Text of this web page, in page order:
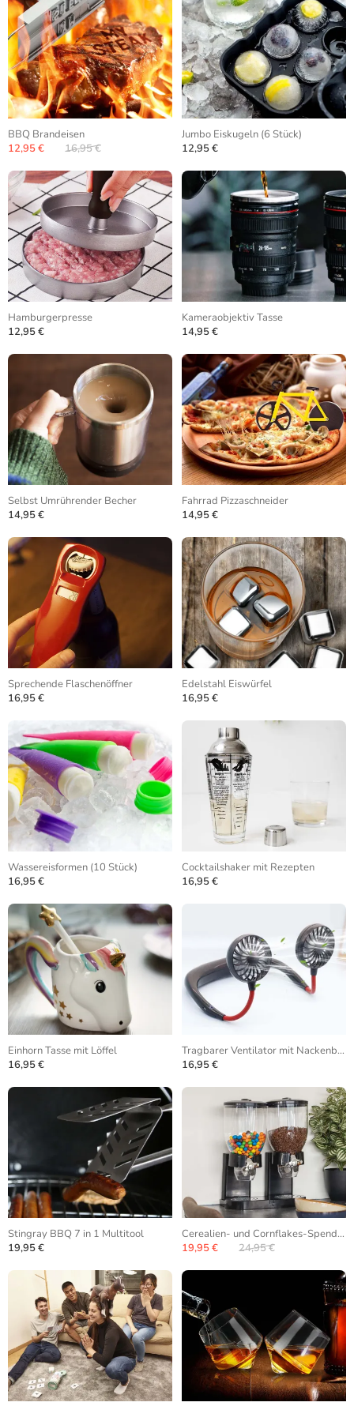
BBQ Brandeisen
12,95 €
16,95 €
Jumbo Eiskugeln (6 Stück)
12,95 €
Hamburgerpresse
12,95 €
Kameraobjektiv Tasse
14,95 €
Selbst Umrührender Becher
14,95 €
Fahrrad Pizzaschneider
14,95 €
Sprechende Flaschenöffner
16,95 €
Edelstahl Eiswürfel
16,95 €
Wassereisformen (10 Stück)
16,95 €
Cocktailshaker mit Rezepten
16,95 €
Einhorn Tasse mit Löffel
16,95 €
Tragbarer Ventilator mit Nackenbügel
16,95 €
Stingray BBQ 7 in 1 Multitool
19,95 €
Cerealien- und Cornflakes-Spender
19,95 €
24,95 €